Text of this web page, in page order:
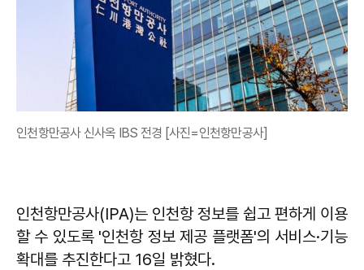
인천항만공사 신사옥 IBS 전경 [사진=인천항만공사]
인천항만공사(IPA)는 인천항 정보를 쉽고 편하게 이용
할 수 있도록 '인천항 정보 제공 플랫폼'의 서비스·기능
확대를 추진한다고 16일 밝혔다.